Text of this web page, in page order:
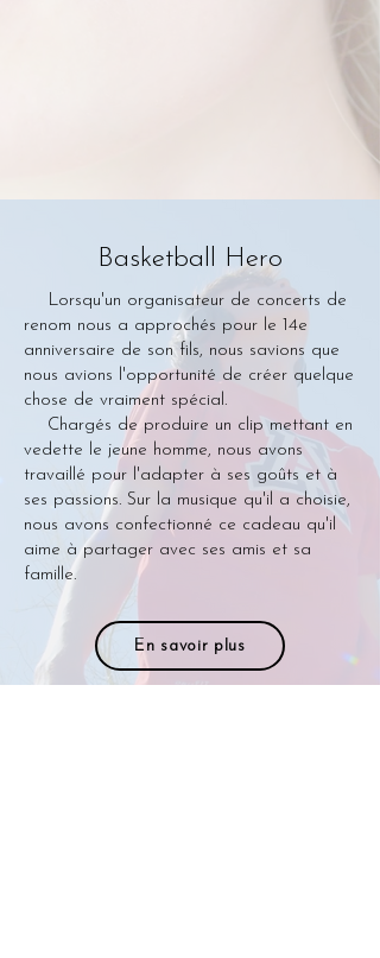
Basketball Hero
Lorsqu'un organisateur de concerts de
renom nous a approchés pour le 14e
anniversaire de son fils, nous savions que
nous avions l'opportunité de créer quelque
chose de vraiment spécial.
Chargés de produire un clip mettant en
vedette le jeune homme, nous avons
travaillé pour l'adapter à ses goûts et à
ses passions. Sur la musique qu'il a choisie,
nous avons confectionné ce cadeau qu'il
aime à partager avec ses amis et sa
famille.
En savoir plus